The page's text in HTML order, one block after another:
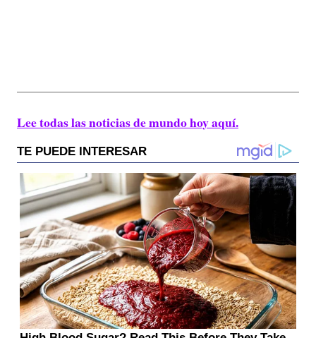
Lee todas las noticias de mundo hoy aquí.